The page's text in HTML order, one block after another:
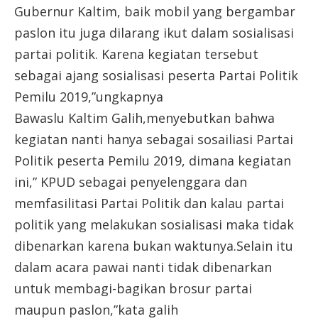
Gubernur Kaltim, baik mobil yang bergambar
paslon itu juga dilarang ikut dalam sosialisasi
partai politik. Karena kegiatan tersebut
sebagai ajang sosialisasi peserta Partai Politik
Pemilu 2019,”ungkapnya
Bawaslu Kaltim Galih,menyebutkan bahwa
kegiatan nanti hanya sebagai sosailiasi Partai
Politik peserta Pemilu 2019, dimana kegiatan
ini,” KPUD sebagai penyelenggara dan
memfasilitasi Partai Politik dan kalau partai
politik yang melakukan sosialisasi maka tidak
dibenarkan karena bukan waktunya.Selain itu
dalam acara pawai nanti tidak dibenarkan
untuk membagi-bagikan brosur partai
maupun paslon,”kata galih